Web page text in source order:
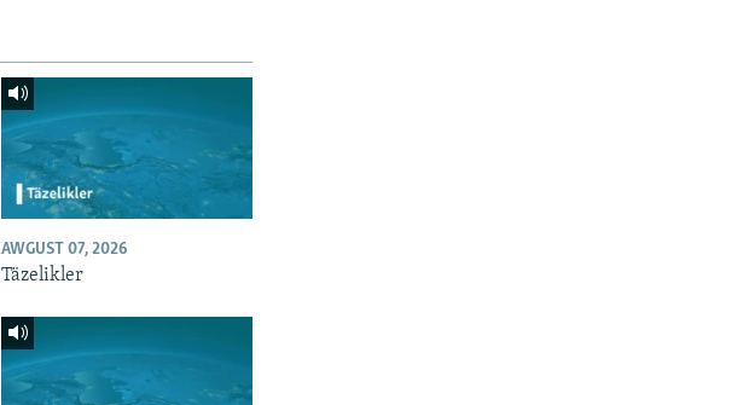
AWGUST 07, 2026
Täzelikler